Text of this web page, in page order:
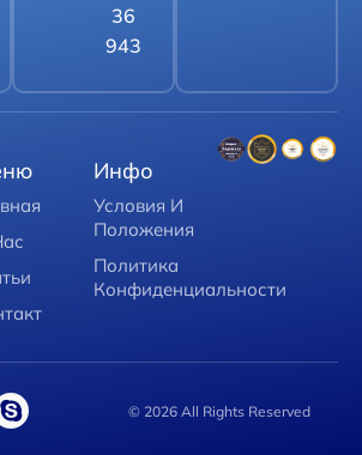
36
943
Инфо
Условия И
Положения
Политика
Конфиденциальности
© 2026 All Rights Reserved